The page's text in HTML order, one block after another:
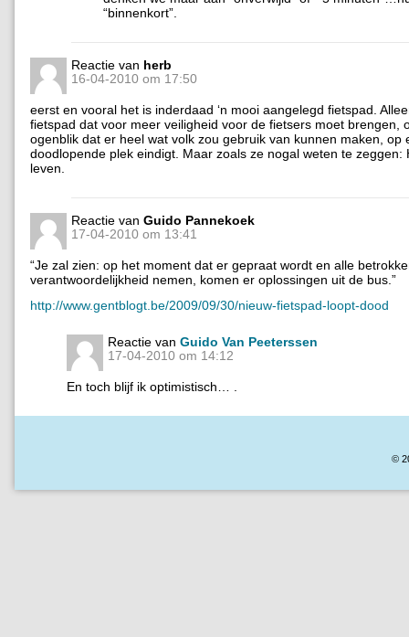
“binnenkort”.
Reactie van herb
16-04-2010 om 17:50
eerst en vooral het is inderdaad ‘n mooi aangelegd fietspad.
fietspad dat voor meer veiligheid voor de fietsers moet brengen,
ogenblik dat er heel wat volk zou gebruik van kunnen maken, op
doodlopende plek eindigt. Maar zoals ze nogal weten te zeggen:
leven.
Reactie van Guido Pannekoek
17-04-2010 om 13:41
“Je zal zien: op het moment dat er gepraat wordt en alle
verantwoordelijkheid nemen, komen er oplossingen uit de bus.”
http://www.gentblogt.be/2009/09/30/nieuw-fietspad-loopt-dood
Reactie van Guido Van Peeterssen
17-04-2010 om 14:12
En toch blijf ik optimistisch… .
©